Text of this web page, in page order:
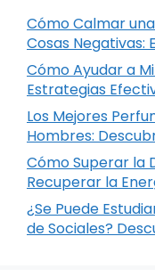
Cómo Calmar
Cosas Negativas:
Cómo Ayudar a
Estrategias
Los Mejores
Hombres:
Cómo Superar la
Recuperar la
¿Se Puede
de Sociales?